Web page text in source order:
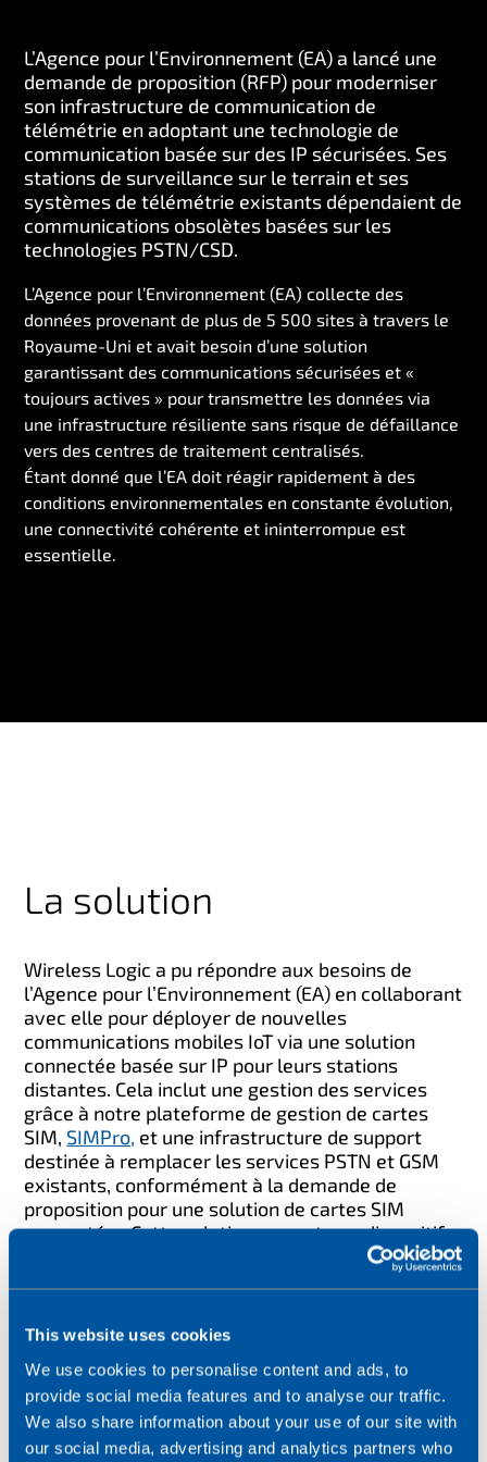
This website uses cookies
We use cookies to personalise content and ads, to
provide social media features and to analyse our traffic.
We also share information about your use of our site with
our social media, advertising and analytics partners who
L’Agence pour l’Environnement (EA) a lancé une
demande de proposition (RFP) pour moderniser
son infrastructure de communication de
télémétrie en adoptant une technologie de
communication basée sur des IP sécurisées. Ses
stations de surveillance sur le terrain et ses
systèmes de télémétrie existants dépendaient de
communications obsolètes basées sur les
technologies PSTN/CSD.
L’Agence pour l’Environnement (EA) collecte des
données provenant de plus de 5 500 sites à travers le
Royaume-Uni et avait besoin d’une solution
garantissant des communications sécurisées et «
toujours actives » pour transmettre les données via
une infrastructure résiliente sans risque de défaillance
vers des centres de traitement centralisés.
Étant donné que l’EA doit réagir rapidement à des
conditions environnementales en constante évolution,
une connectivité cohérente et ininterrompue est
essentielle.
La solution
Wireless Logic a pu répondre aux besoins de
l’Agence pour l’Environnement (EA) en collaborant
avec elle pour déployer de nouvelles
communications mobiles IoT via une solution
connectée basée sur IP pour leurs stations
distantes. Cela inclut une gestion des services
grâce à notre plateforme de gestion de cartes
SIM, SIMPro, et une infrastructure de support
destinée à remplacer les services PSTN et GSM
existants, conformément à la demande de
proposition pour une solution de cartes SIM
connectées.Cette solution permet aux dispositifs
situés dans des zones reculées d'accéder à la
meilleure couverture réseau disponible. En
connectivité « toujours active » à travers le pays
Royaume-Uni.
Actuellement, les données sont envoyées vers des
serveurs régionaux auto-hébergés. À l’avenir, elles